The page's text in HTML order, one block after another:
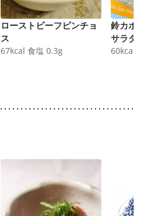
ローストビーフピンチョ
ス
67kcal 食塩 0.3g
鈴カボ
サラダ
60kcal